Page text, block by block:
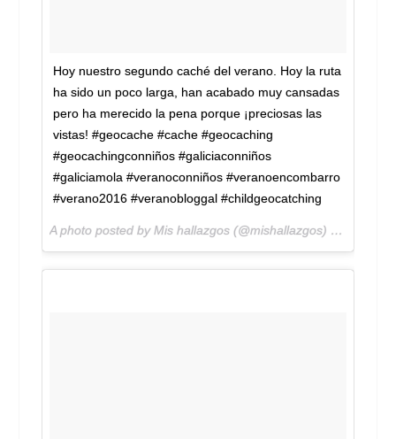
Hoy nuestro segundo caché del verano. Hoy la ruta
ha sido un poco larga, han acabado muy cansadas
pero ha merecido la pena porque ¡preciosas las
vistas! #geocache #cache #geocaching
#geocachingconniños #galiciaconniños
#galiciamola #veranoconniños #veranoencombarro
#verano2016 #veranobloggal #childgeocatching
A photo posted by Mis hallazgos (@mishallazgos) on